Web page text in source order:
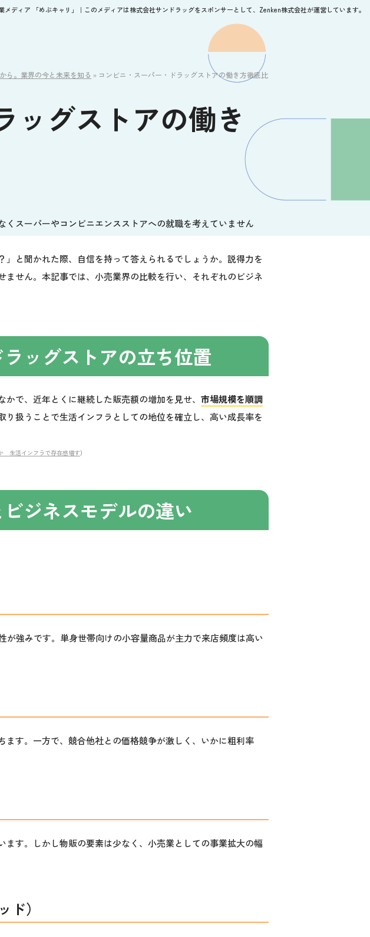
メディア 「めぶキャリ」｜このメディアは株式会社サンドラッグをスポンサーとして、Zenken株式会社が運営しています。
ら。業界の今と未来を知る » コンビニ・スーパー・ドラッグストアの働き方徹底比較
ッグストアの働き
スーパーやコンビニエンスストアへの就職を考えていません
と聞かれた際、自信を持って答えられるでしょうか。説得力を
ません。本記事では、小売業界の比較を行い、それぞれのビジネ
ッグストアの立ち位置
で、近年とくに継続した販売額の増加を見せ、 市場規模を順調
り扱うことで生活インフラとしての地位を確立し、高い成長率を
生活インフラで存在感増す）
ジネスモデルの違い
が強みです。単身世帯向けの小容量商品が主力で来店頻度は高い
す。一方で、競合他社との価格競争が激しく、いかに粗利率
す。しかし物販の要素は少なく、小売業としての事業拡大の幅
）